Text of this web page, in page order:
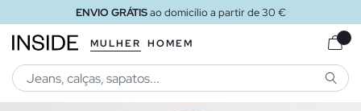
ENVIO GRÁTISao domicílio a partir de 30 €
MULHER HOMEM